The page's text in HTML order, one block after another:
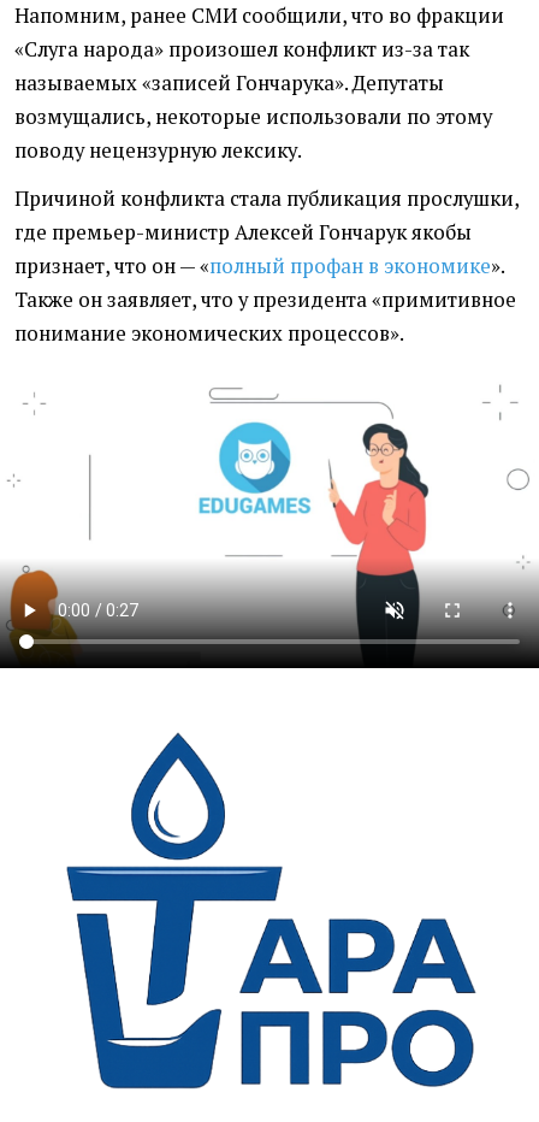
Напомним, ранее СМИ сообщили, что во фракции
«Слуга народа» произошел конфликт из-за так
называемых«записей Гончарука». Депутаты
возмущались, некоторые использовали по этому
поводу нецензурную лексику.
Причиной конфликта стала публикация прослушки,
где премьер-министр Алексей Гончарук якобы
признает, что он — «полный профан в экономике».
Также он заявляет, что у президента«примитивное
понимание экономических процессов».